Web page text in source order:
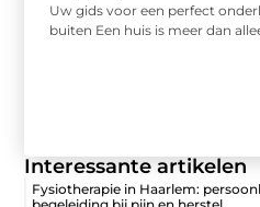
Uw gids voor een perfect
buiten Een huis is meer dan
Interessante artikelen
Fysiotherapie in Haarlem: